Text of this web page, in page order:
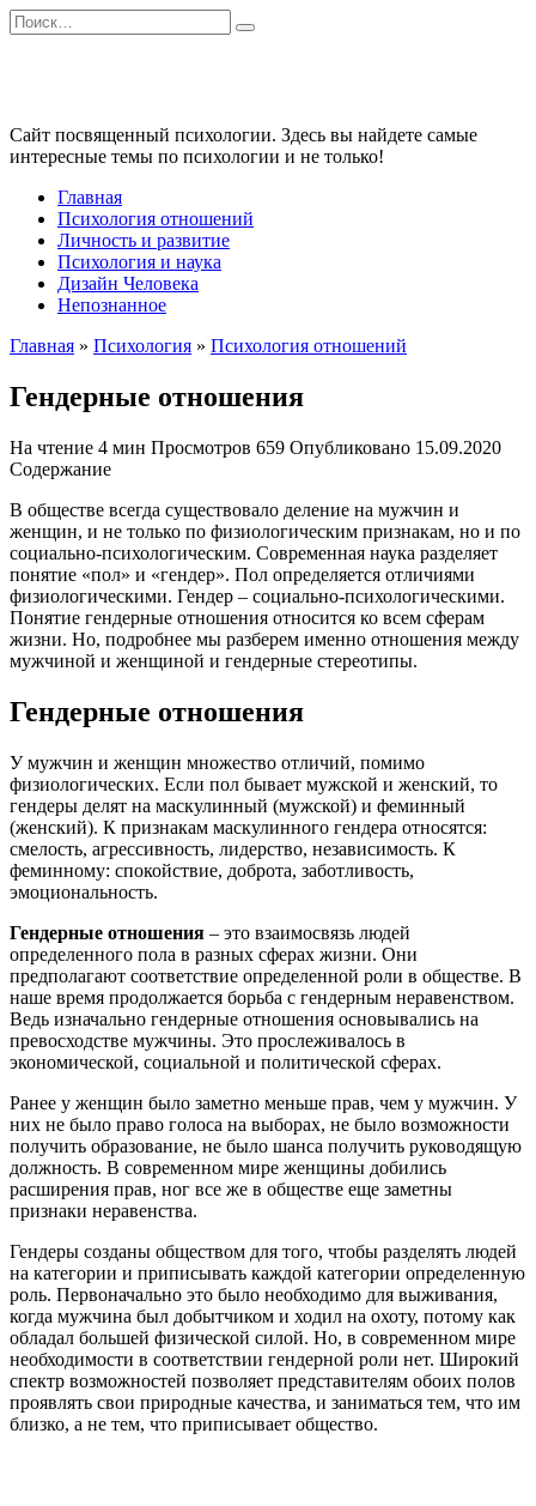
Перейти
к
Search
for:
Сайт посвященный психологии. Здесь вы найдете самые
интересные темы по психологии и не только!
Главная
Психология отношений
Личность и развитие
Психология и наука
Дизайн Человека
Непознанное
Главная » Психология » Психология отношений
Гендерные отношения
На чтение 4 мин Просмотров 659 Опубликовано 15.09.2020
Содержание
В обществе всегда существовало деление на мужчин и
женщин, и не только по физиологическим признакам, но и по
социально-психологическим. Современная наука разделяет
понятие «пол» и «гендер». Пол определяется отличиями
физиологическими. Гендер – социально-психологическими.
Понятие гендерные отношения относится ко всем сферам
жизни. Но, подробнее мы разберем именно отношения между
мужчиной и женщиной и гендерные стереотипы.
Гендерные отношения
У мужчин и женщин множество отличий, помимо
физиологических. Если пол бывает мужской и женский, то
гендеры делят на маскулинный (мужской) и феминный
(женский). К признакам маскулинного гендера относятся:
смелость, агрессивность, лидерство, независимость. К
феминному: спокойствие, доброта, заботливость,
эмоциональность.
Гендерные отношения – это взаимосвязь людей
определенного пола в разных сферах жизни. Они
предполагают соответствие определенной роли в обществе. В
наше время продолжается борьба с гендерным неравенством.
Ведь изначально гендерные отношения основывались на
превосходстве мужчины. Это прослеживалось в
экономической, социальной и политической сферах.
Ранее у женщин было заметно меньше прав, чем у мужчин. У
них не было право голоса на выборах, не было возможности
получить образование, не было шанса получить руководящую
должность. В современном мире женщины добились
расширения прав, ног все же в обществе еще заметны
признаки неравенства.
Гендеры созданы обществом для того, чтобы разделять людей
на категории и приписывать каждой категории определенную
роль. Первоначально это было необходимо для выживания,
когда мужчина был добытчиком и ходил на охоту, потому как
обладал большей физической силой. Но, в современном мире
необходимости в соответствии гендерной роли нет. Широкий
спектр возможностей позволяет представителям обоих полов
проявлять свои природные качества, и заниматься тем, что им
близко, а не тем, что приписывает общество.